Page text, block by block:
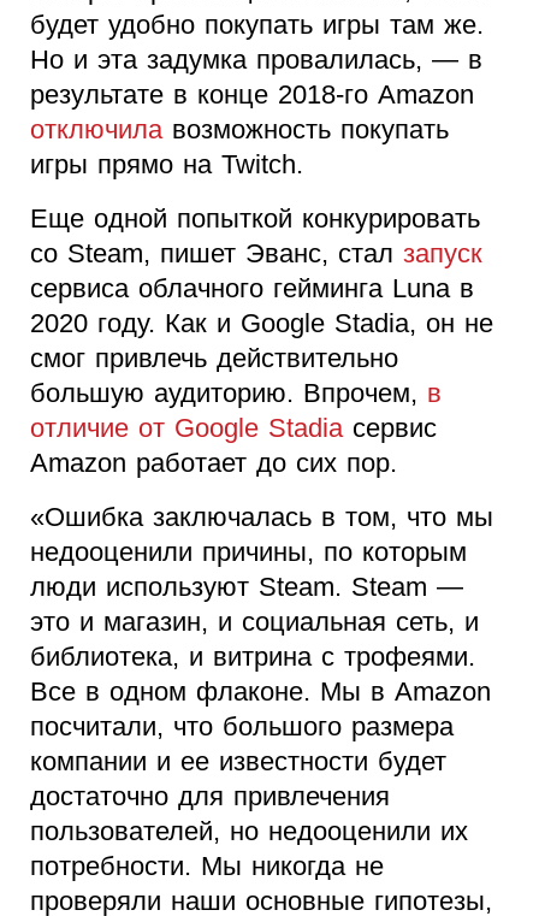
будет удобно покупать игры там же.
Но и эта задумка провалилась, — в
результате в конце 2018-го Amazon
отключилавозможность покупать
игры прямо на Twitch.
Еще одной попыткой конкурировать
со Steam, пишет Эванс, стал запуск
сервиса облачного гейминга Luna в
2020 году. Как и Google Stadia, он не
смог привлечь действительно
большую аудиторию. Впрочем, в
отличие от Google Stadiaсервис
Amazon работает до сих пор.
«Ошибка заключалась в том, что мы
недооценили причины, по которым
люди используют Steam. Steam —
это и магазин, и социальная сеть, и
библиотека, и витрина с трофеями.
Все в одном флаконе. Мы в Amazon
посчитали, что большого размера
компании и ее известности будет
достаточно для привлечения
пользователей, но недооценили их
потребности. Мы никогда не
проверяли наши основные гипотезы,